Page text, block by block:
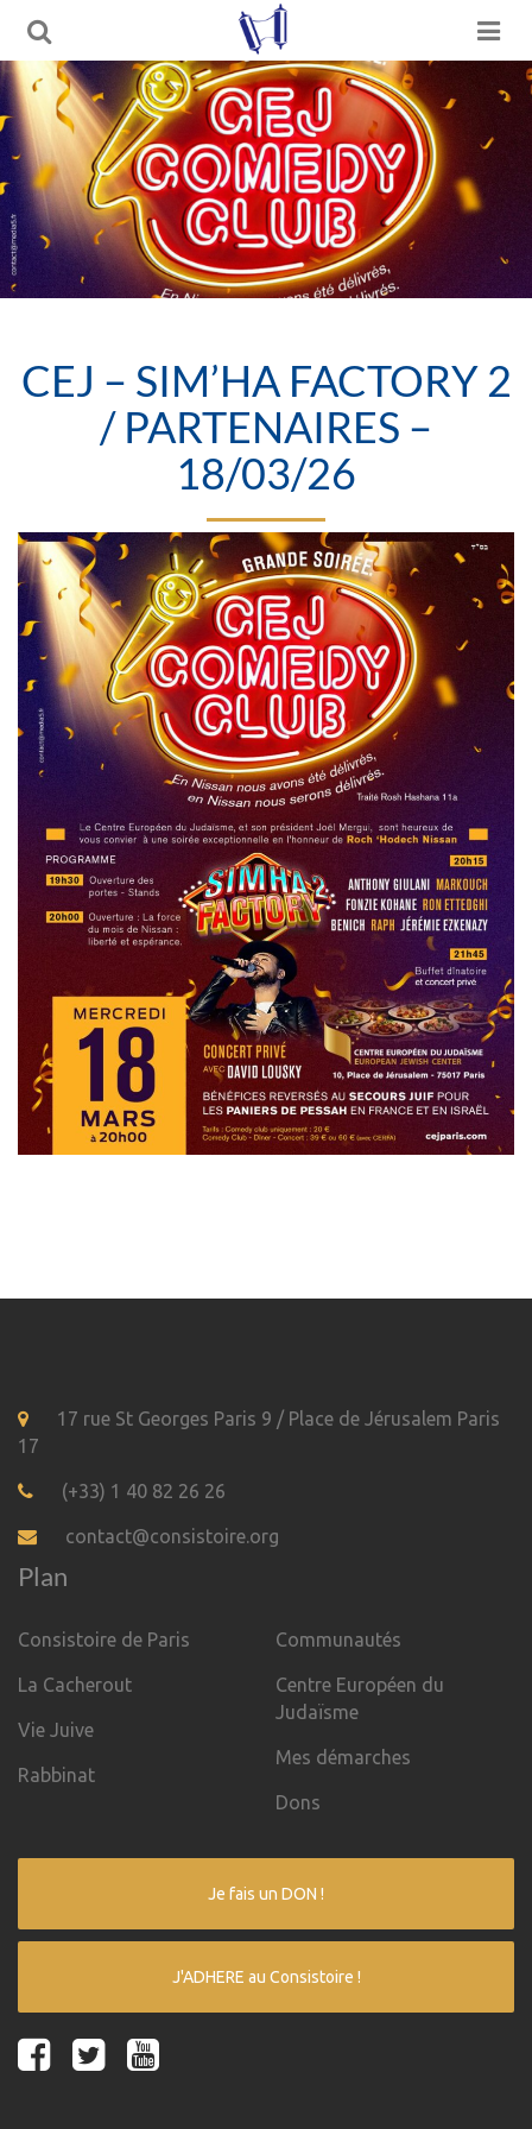
CEJ – SIM’HA FACTORY 2
/ PARTENAIRES –
18/03/26
17 rue St Georges Paris 9 / Place de Jérusalem Paris
17
(+33) 1 40 82 26 26
contact@consistoire.org
Plan
Consistoire de Paris
La Cacherout
Vie Juive
Rabbinat
Communautés
Centre Européen du
Judaïsme
Mes démarches
Dons
Je fais un DON !
J'ADHERE au Consistoire !